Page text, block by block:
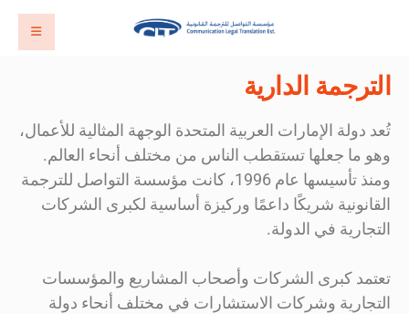
الترجمة الدارية
تُعد دولة الإمارات العربية المتحدة الوجهة المثالية للأعمال،
وهو ما جعلها تستقطب الناس من مختلف أنحاء العالم.
ومنذ تأسيسها عام 1996، كانت مؤسسة التواصل للترجمة
القانونية شريكًا داعمًا وركيزة أساسية لكبرى الشركات
التجارية في الدولة.
تعتمد كبرى الشركات وأصحاب المشاريع والمؤسسات
التجارية وشركات الاستشارات في مختلف أنحاء دولة